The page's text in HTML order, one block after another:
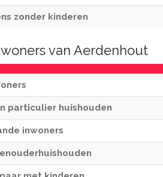
zonder kinderen
van Aerdenhout
particulier huishouden
inwoners